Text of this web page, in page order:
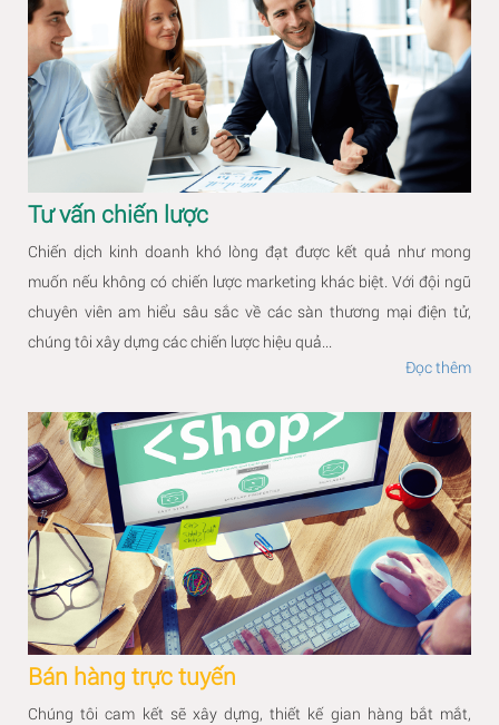
Tư vấn chiến lược
Chiến dịch kinh doanh khó lòng đạt được kết quả như mong
muốn nếu không có chiến lược marketing khác biệt. Với đội ngũ
chuyên viên am hiểu sâu sắc về các sàn thương mại điện tử,
chúng tôi xây dựng các chiến lược hiệu quả...
Đọc thêm
Bán hàng trực tuyến
Chúng tôi cam kết sẽ xây dựng, thiết kế gian hàng bắt mắt,